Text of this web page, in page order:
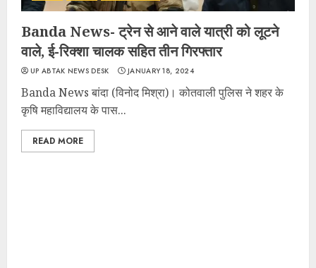
Banda News- ट्रेन से आने वाले यात्री को लूटने
वाले, ई-रिक्शा चालक सहित तीन गिरफ्तार
UP ABTAK NEWS DESK JANUARY 18, 2024
Banda News बांदा (विनोद मिश्रा)। कोतवाली पुलिस ने शहर के
कृषि महाविद्यालय के पास...
READ MORE